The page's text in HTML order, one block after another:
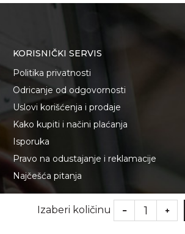
Izaberi količinu
KORISNIČKI SERVIS
Politika privatnosti
Odricanje od odgovornosti
Uslovi korišćenja i prodaje
Kako kupiti i načini plaćanja
Isporuka
Pravo na odustajanje i reklamacije
Najčešća pitanja